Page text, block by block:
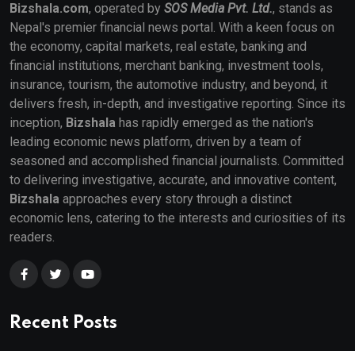
Bizshala.com, operated by SOS Media Pvt. Ltd., stands as
Nepal's premier financial news portal. With a keen focus on
the economy, capital markets, real estate, banking and
financial institutions, merchant banking, investment tools,
insurance, tourism, the automotive industry, and beyond, it
delivers fresh, in-depth, and investigative reporting. Since its
inception, Bizshala has rapidly emerged as the nation's
leading economic news platform, driven by a team of
seasoned and accomplished financial journalists. Committed
to delivering investigative, accurate, and innovative content,
Bizshala approaches every story through a distinct
economic lens, catering to the interests and curiosities of its
readers.
Recent Posts